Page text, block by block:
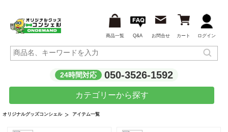
商品一覧 Q&A お問合せ カート ログイン
24時間対応 050-3526-1592
カテゴリーから探す
オリジナルグッズコンシェル アイテム一覧